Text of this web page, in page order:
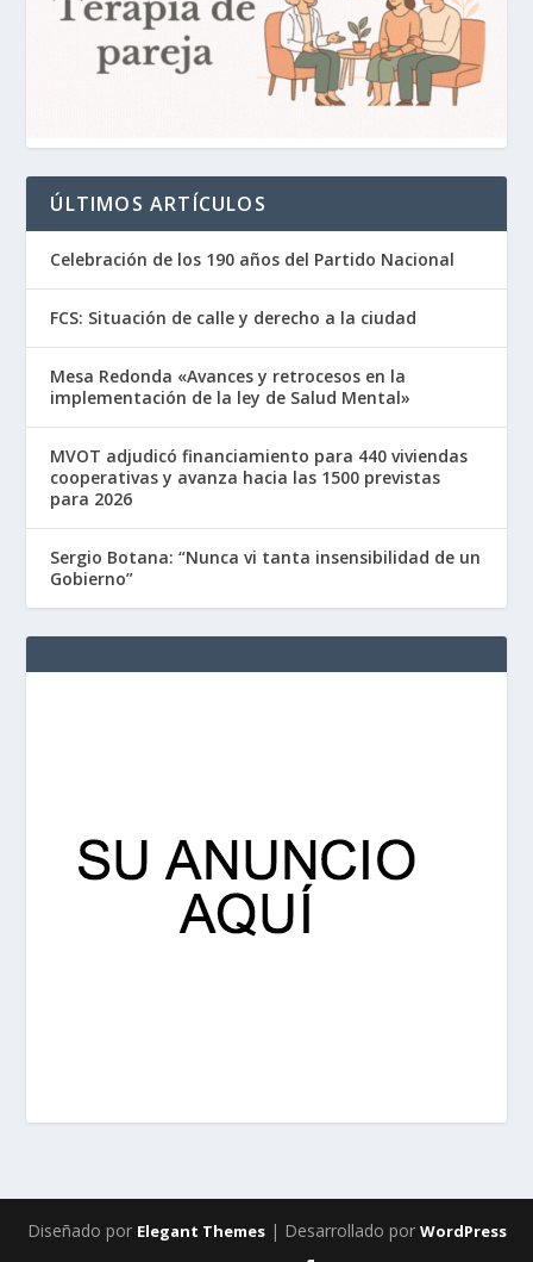
ÚLTIMOS ARTÍCULOS
Celebración de los 190 años del Partido Nacional
FCS: Situación de calle y derecho a la ciudad
Mesa Redonda «Avances y retrocesos en la
implementación de la ley de Salud Mental»
MVOT adjudicó financiamiento para 440 viviendas
cooperativas y avanza hacia las 1500 previstas
para 2026
Sergio Botana: “Nunca vi tanta insensibilidad de un
Gobierno”
Diseñado por Elegant Themes| Desarrollado por WordPress